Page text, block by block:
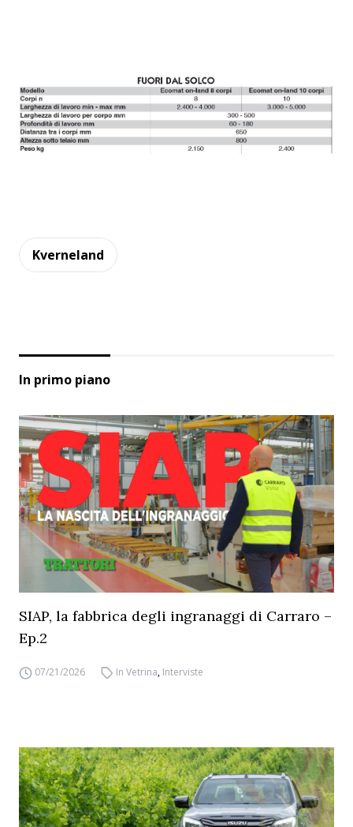
Kverneland
In primo piano
SIAP, la fabbrica degli ingranaggi di Carraro –
Ep.2
07/21/2026 In Vetrina, Interviste